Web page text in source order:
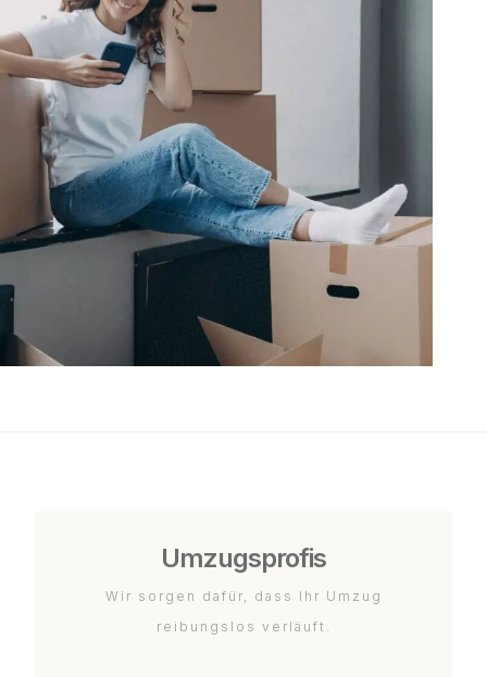
Umzugsprofis
Wir sorgen dafür, dass Ihr Umzug
reibungslos verläuft.